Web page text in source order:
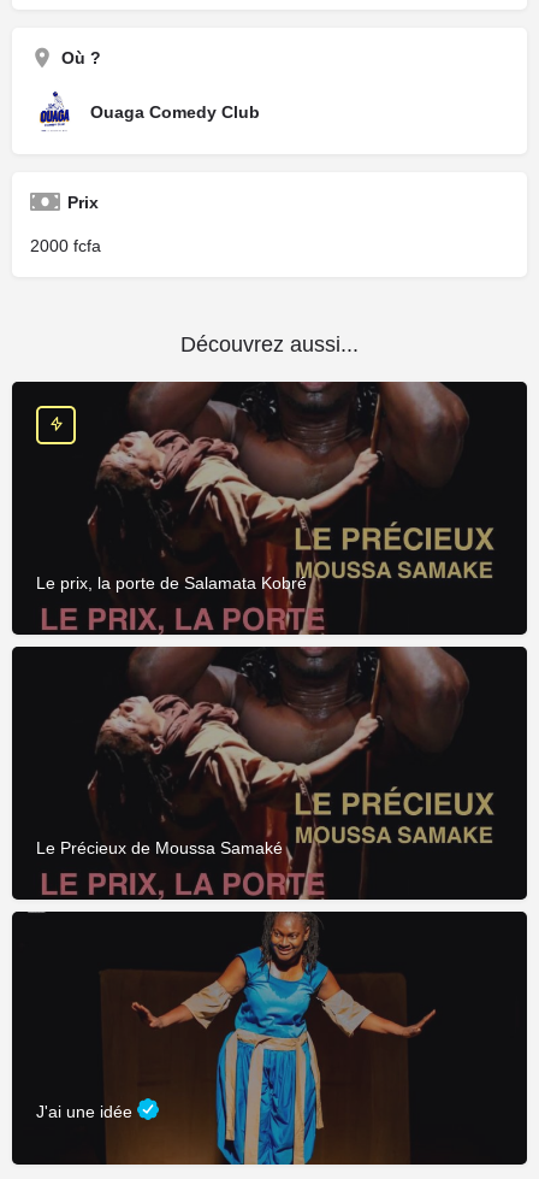
Où ?
Ouaga Comedy Club
Prix
2000
Découvrez aussi...
Le prix, la porte de Salamata Kobré
Le Précieux de Moussa Samaké
J'ai une idée